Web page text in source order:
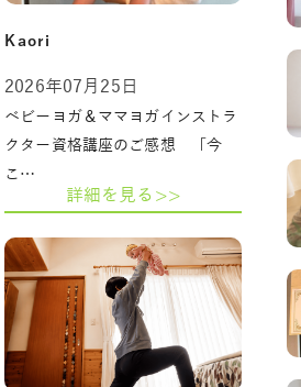
Kaori
2026年07月25日
ベビーヨガ＆ママヨガインストラ
クター資格講座のご感想 「今
こ…
詳細を見る>>